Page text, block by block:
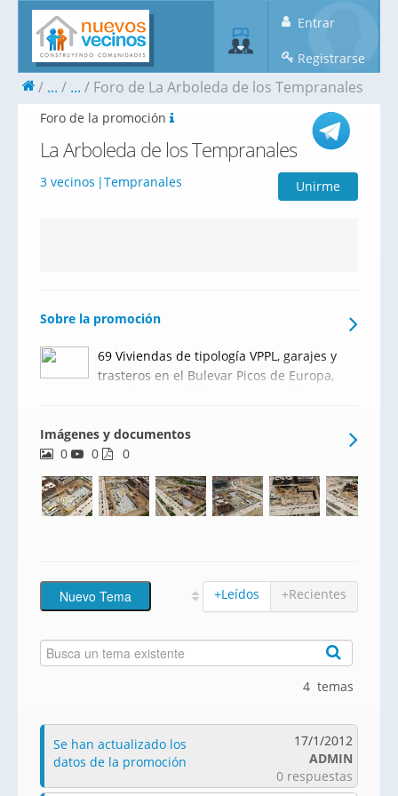
Entrar
Registrarse
... ... Foro de La Arboleda de los Tempranales
Foro de la promoción
La Arboleda de los Tempranales
3 vecinos Tempranales Unirme
Sobre la promoción
69 Viviendas de tipología VPPL, garajes y
trasteros en el Bulevar Picos de Europa,
Imágenes y documentos
0
0 0
+Leídos +Recientes
4 temas
Se han actualizado los
datos de la promoción
17/1/2012
ADMIN
0 respuestas